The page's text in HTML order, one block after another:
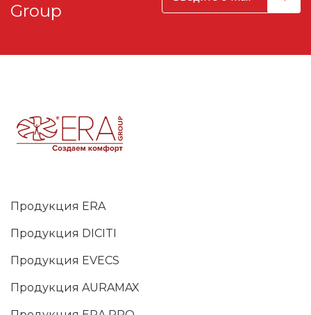
Group
Продукция ERA
Продукция DICITI
Продукция EVECS
Продукция AURAMAX